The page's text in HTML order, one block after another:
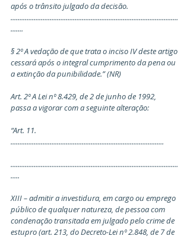
após o trânsito julgado da decisão.
..............................................................................................
.......
§ 2º A vedação de que trata o inciso IV deste artigo
cessará após o integral cumprimento da pena ou
a extinção da punibilidade.” (NR)
Art. 2º A Lei nº 8.429, de 2 de junho de 1992,
passa a vigorar com a seguinte alteração:
“Art. 11.
......................................................................................
..............................................................................................
.....
XIII – admitir a investidura, em cargo ou emprego
público de qualquer natureza, de pessoa com
condenação transitada em julgado pelo crime de
estupro (art. 213, do Decreto-Lei nº 2.848, de 7 de